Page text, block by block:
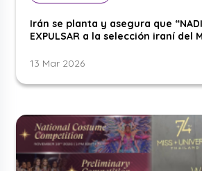
Irán se planta y asegura que
EXPULSAR a la selección iraní del
13 Mar 2026